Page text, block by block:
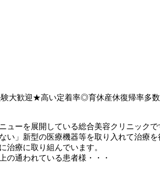
験大歓迎★高い定着率◎育休産休復帰率
◆
ューを展開している総合美容クリニックで
い」新型の医療機器等を取り入れて治
治療に取り組んでいます。
の通われている患者様・・・